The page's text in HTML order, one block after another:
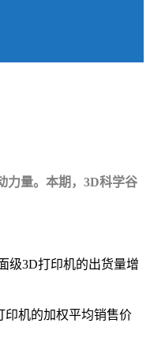
力量。本期，3D科学谷
级3D打印机的出货量增
印机的加权平均销售价